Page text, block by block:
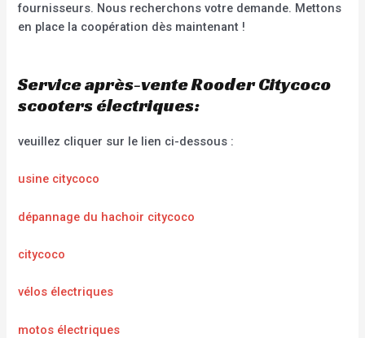
fournisseurs. Nous recherchons votre demande. Mettons
en place la coopération dès maintenant !
Service après-vente Rooder Citycoco
scooters électriques:
veuillez cliquer sur le lien ci-dessous :
usine citycoco
dépannage du hachoir citycoco
citycoco
vélos électriques
motos électriques